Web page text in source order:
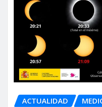
ACTUALIDAD